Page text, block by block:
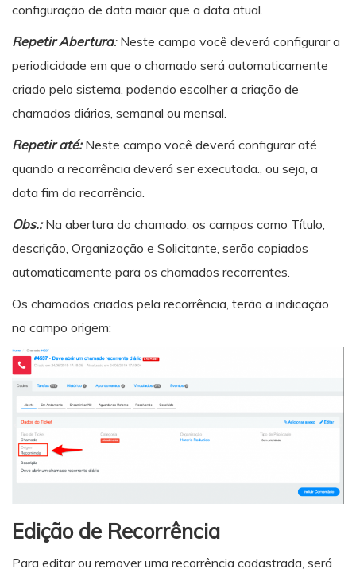
configuração de data maior que a data atual.
Repetir Abertura: Neste campo você deverá configurar a
periodicidade em que o chamado será automaticamente
criado pelo sistema, podendo escolher a criação de
chamados diários, semanal ou mensal.
Repetir até:Neste campo você deverá configurar até
quando a recorrência deverá ser executada., ou seja, a
data fim da recorrência.
Obs.:Na abertura do chamado, os campos como Título,
descrição, Organização e Solicitante, serão copiados
automaticamente para os chamados recorrentes.
Os chamados criados pela recorrência, terão a indicação
no campo origem:
Edição de Recorrência
Para editar ou remover uma recorrência cadastrada, será